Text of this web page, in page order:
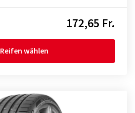
172,65 Fr.
Reifen wählen